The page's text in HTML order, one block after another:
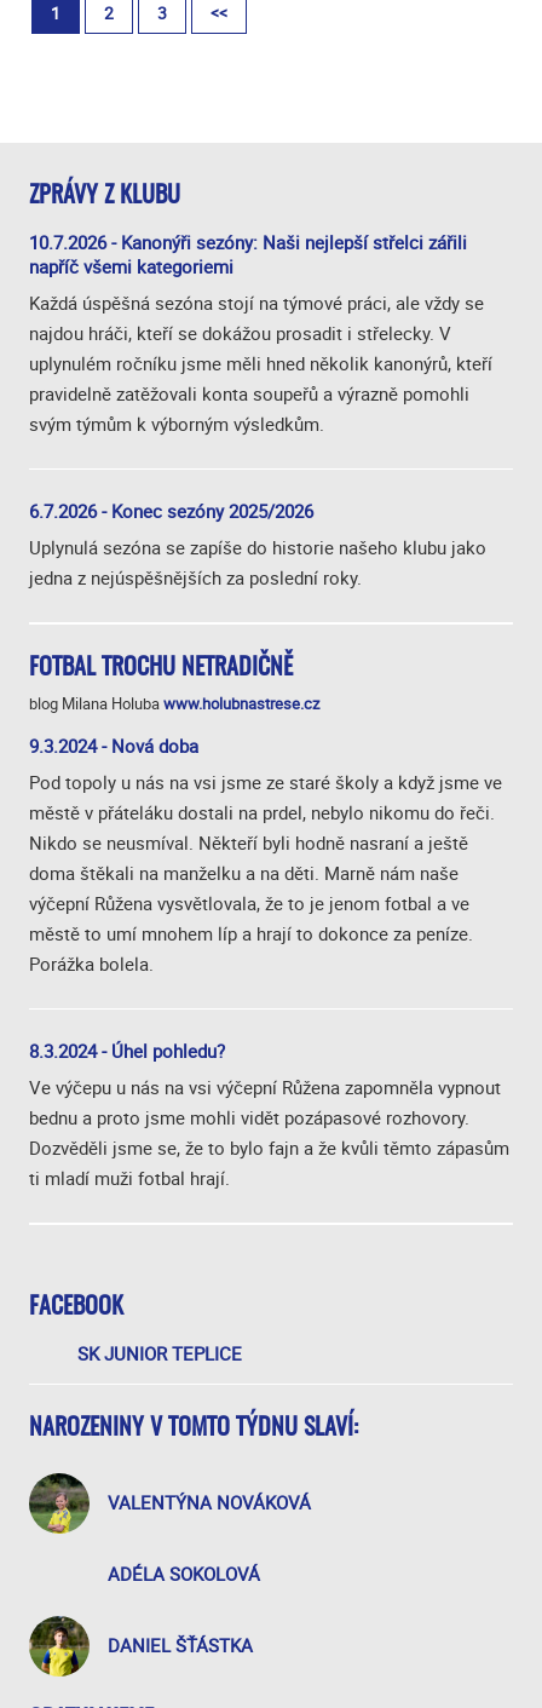
FACEBOOK
SK JUNIOR TEPLICE
NAROZENINY V TOMTO TÝDNU SLAVÍ:
VALENTÝNA NOVÁKOVÁ
ADÉLA SOKOLOVÁ
DANIEL ŠŤÁSTKA
1 2 3 <<
ZPRÁVY Z KLUBU
10.7.2026 - Kanonýři sezóny: Naši nejlepší střelci zářili
napříč všemi kategoriemi
Každá úspěšná sezóna stojí na týmové práci, ale vždy se
najdou hráči, kteří se dokážou prosadit i střelecky. V
uplynulém ročníku jsme měli hned několik kanonýrů, kteří
pravidelně zatěžovali konta soupeřů a výrazně pomohli
svým týmům k výborným výsledkům.
6.7.2026 - Konec sezóny 2025/2026
Uplynulá sezóna se zapíše do historie našeho klubu jako
jedna z nejúspěšnějších za poslední roky.
FOTBAL TROCHU NETRADIČNĚ
blog Milana Holubawww.holubnastrese.cz
9.3.2024 - Nová doba
Pod topoly u nás na vsi jsme ze staré školy a když jsme ve
městě v přáteláku dostali na prdel, nebylo nikomu do řeči.
Nikdo se neusmíval. Někteří byli hodně nasraní a ještě
doma štěkali na manželku a na děti. Marně nám naše
výčepní Růžena vysvětlovala, že to je jenom fotbal a ve
městě to umí mnohem líp a hrají to dokonce za peníze.
Porážka bolela.
8.3.2024 - Úhel pohledu?
Ve výčepu u nás na vsi výčepní Růžena zapomněla vypnout
bednu a proto jsme mohli vidět pozápasové rozhovory.
Dozvěděli jsme se, že to bylo fajn a že kvůli těmto zápasům
ti mladí muži fotbal hrají.